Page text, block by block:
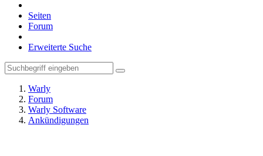
Seiten
Forum
Erweiterte Suche
Warly
Forum
Warly Software
Ankündigungen